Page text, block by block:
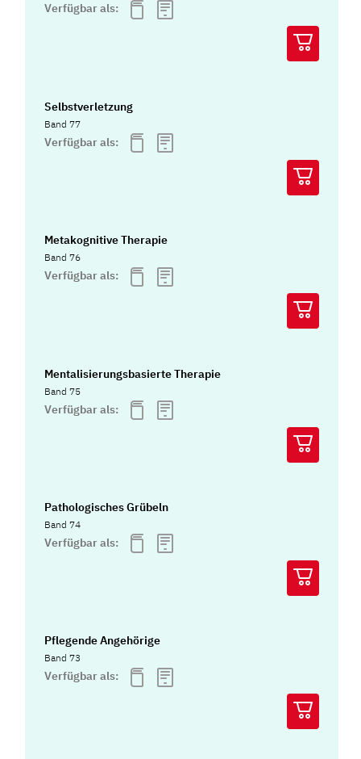
Verfügbar als:
Selbstverletzung
Band 77
Verfügbar als:
Metakognitive Therapie
Band 76
Verfügbar als:
Mentalisierungsbasierte Therapie
Band 75
Verfügbar als:
Pathologisches Grübeln
Band 74
Verfügbar als:
Pflegende Angehörige
Band 73
Verfügbar als: